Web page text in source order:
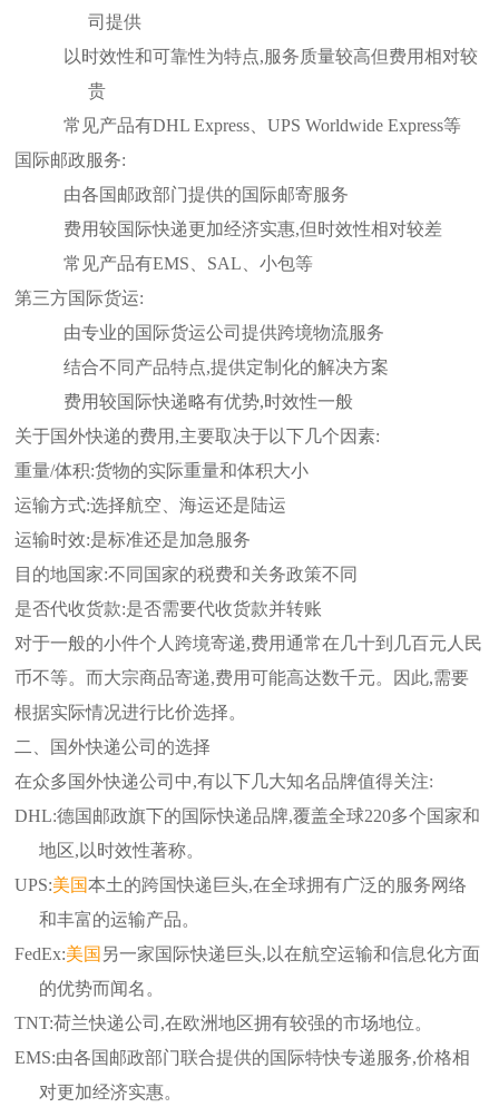
司提供
以时效性和可靠性为特点,服务质量较高但费用相对较
贵
常见产品有DHL Express、UPS Worldwide Express等
国际邮政服务:
由各国邮政部门提供的国际邮寄服务
费用较国际快递更加经济实惠,但时效性相对较差
常见产品有EMS、SAL、小包等
第三方国际货运:
由专业的国际货运公司提供跨境物流服务
结合不同产品特点,提供定制化的解决方案
费用较国际快递略有优势,时效性一般
关于国外快递的费用,主要取决于以下几个因素:
重量/体积:货物的实际重量和体积大小
运输方式:选择航空、海运还是陆运
运输时效:是标准还是加急服务
目的地国家:不同国家的税费和关务政策不同
是否代收货款:是否需要代收货款并转账
对于一般的小件个人跨境寄递,费用通常在几十到几百元人民
币不等。而大宗商品寄递,费用可能高达数千元。因此,需要
根据实际情况进行比价选择。
二、国外快递公司的选择
在众多国外快递公司中,有以下几大知名品牌值得关注:
DHL:德国邮政旗下的国际快递品牌,覆盖全球220多个国家和
地区,以时效性著称。
UPS:美国本土的跨国快递巨头,在全球拥有广泛的服务网络
和丰富的运输产品。
FedEx:美国 另一家国际快递巨头,以在航空运输和信息化方面
的优势而闻名。
TNT:荷兰快递公司,在欧洲地区拥有较强的市场地位。
EMS:由各国邮政部门联合提供的国际特快专递服务,价格相
对更加经济实惠。